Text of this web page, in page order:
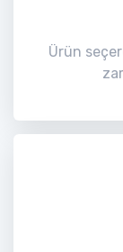
Ürün